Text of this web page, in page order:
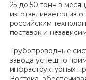
25 до 50 тонн в
изготавливается из
российским
поставок и
Трубопроводные
завода успешно
инфраструктурных